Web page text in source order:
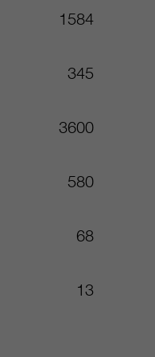
1584
345
3600
580
68
13